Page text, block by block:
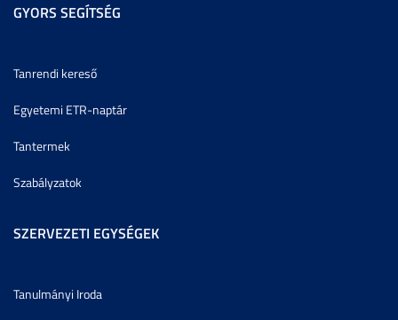
GYORS SEGÍTSÉG
Tanrendi kereső
Egyetemi ETR-naptár
Tantermek
Szabályzatok
SZERVEZETI EGYSÉGEK
Tanulmányi Iroda